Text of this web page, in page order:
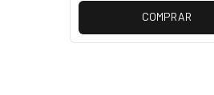
COMPRAR